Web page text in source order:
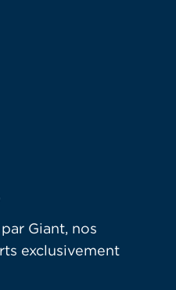
Giant, nos
exclusivement